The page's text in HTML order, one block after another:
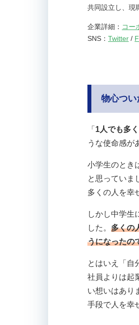
共同設立し、現
企業詳細： コー
SNS： Twitter /
物心つい
「 1人でも多
うな使命感が
小学生のとき
と思っていま
多くの人を幸
しかし中学生
した。 多くの
うになったの
とはいえ「自
社員よりは起
い想いはあり
手段で人を幸